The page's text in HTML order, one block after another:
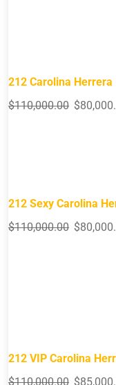
212 Carolina Herrera
$110,000.00 $
212 Sexy Carolina
$110,000.00 $
212 VIP Carolina
$110,000.00 $